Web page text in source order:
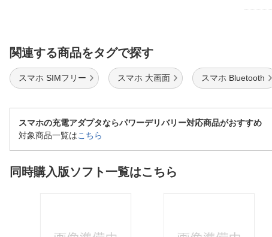
関連する商品をタグで探す
スマホ SIMフリー スマホ 大画面 スマホ Bluetooth
スマホの充電アダプタならパワーデリバリー対応商品がおすすめ
対象商品一覧はこちら
同時購入版ソフト一覧はこちら